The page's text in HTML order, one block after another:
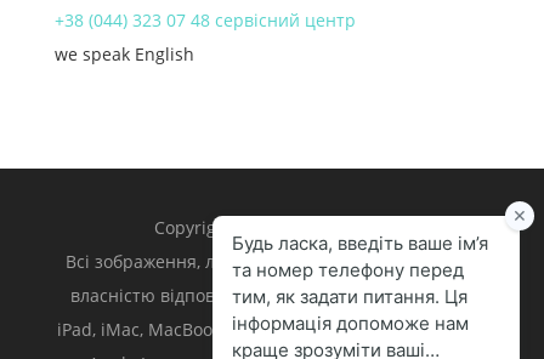
+38 (044) 323 07 48 сервісний центр
we speak English
Copyright 1998 – 2024 iLand.
Всі зображення, логотипи та торгівельні марки є
власністю відповідних власників. Apple, iPhone,
iPad, iMac, MacBook, Mac є торгівельними марками